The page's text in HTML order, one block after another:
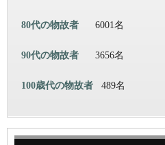
80代の物故者 6001名
90代の物故者 3656名
100歳代の物故者 489名